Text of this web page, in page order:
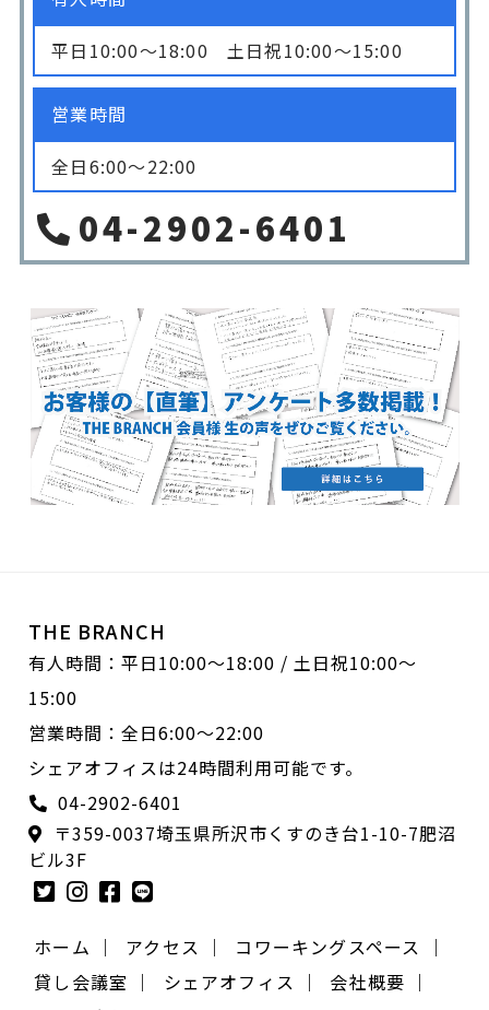
平日10:00〜18:00 土日祝10:00〜15:00
営業時間
全日6:00〜22:00
04-2902-6401
THE BRANCH
有人時間：平日10:00〜18:00 / 土日祝10:00〜
15:00
営業時間：全日6:00〜22:00
シェアオフィスは24時間利用可能です。
04-2902-6401
〒359-0037埼玉県所沢市くすのき台1-10-7肥沼
ビル3F
ホーム ｜ アクセス ｜
コワーキングスペース ｜
貸し会議室 ｜
シェアオフィス ｜
会社概要 ｜